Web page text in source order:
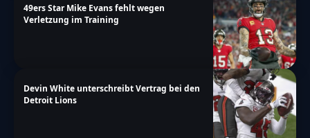
49ers Star Mike Evans fehlt wegen
Verletzung im Training
Devin White unterschreibt Vertrag bei den
Detroit Lions